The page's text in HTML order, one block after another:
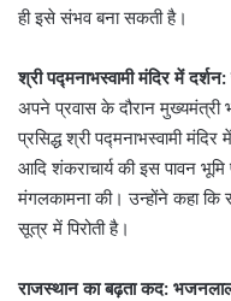
ही इसे संभव बना सकती है।
श्री पद्मनाभस्वामी मंदिर में
अपने प्रवास के दौरान मुख्यमंत्री
प्रसिद्ध श्री पद्मनाभस्वामी
आदि शंकराचार्य की इस पावन
मंगलकामना की। उन्होंने कहा कि
सूत्र में पिरोती है।
राजस्थान का बढ़ता कद: